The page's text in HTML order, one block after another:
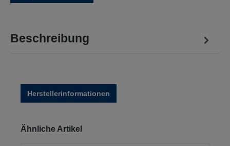
Beschreibung
Herstellerinformationen
Produktgalerie überspringen
Ähnliche Artikel